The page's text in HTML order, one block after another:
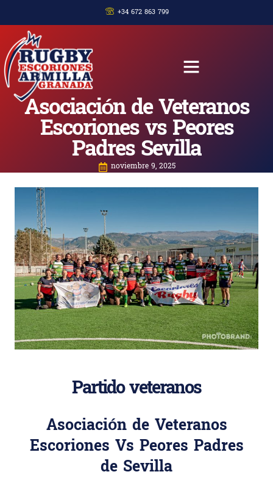
+34 672 863 799
Asociación de Veteranos
Escoriones vs Peores
Padres Sevilla
noviembre 9, 2025
Partido veteranos
Asociación de Veteranos
Escoriones Vs Peores Padres
de Sevilla